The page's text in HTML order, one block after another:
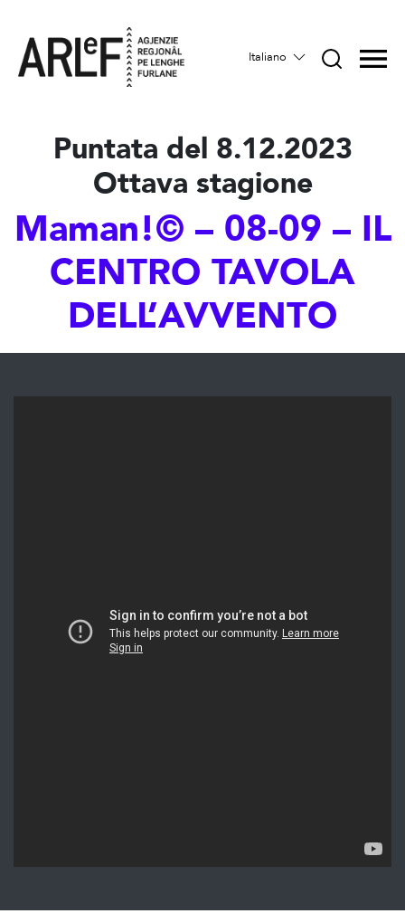
Italiano
Puntata del 8.12.2023
Ottava stagione
Maman!© – 08-09 – IL
CENTRO TAVOLA
DELL’AVVENTO